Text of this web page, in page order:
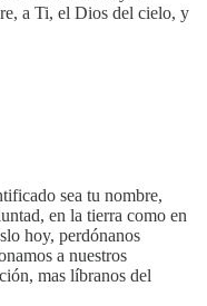
a Ti, el Dios del cielo, y
sea tu nombre,
en la tierra como en
hoy, perdónanos
a nuestros
mas líbranos del